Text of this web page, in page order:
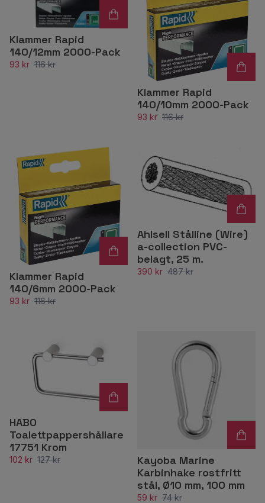
Klammer Rapid
140/12mm 2000-Pack
93 kr 116 kr
Klammer Rapid
140/10mm 2000-Pack
93 kr 116 kr
Klammer Rapid
140/6mm 2000-Pack
93 kr 116 kr
Ahlsell Stålline (Wire)
a-collection PVC-
belagt, 25 m.
390 kr 487 kr
HABO
Toalettpappershållare
17751 Krom
102 kr 127 kr
Kayoba Marine
Karbinhake rostfritt
stål, Ø10 mm, 100 mm
59 kr 74 kr